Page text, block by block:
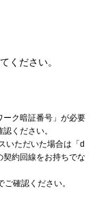
ください。
ーク暗証番号」が必要
認ください。
いただいた場合は「d
約回線をお持ちでな
ご確認ください。